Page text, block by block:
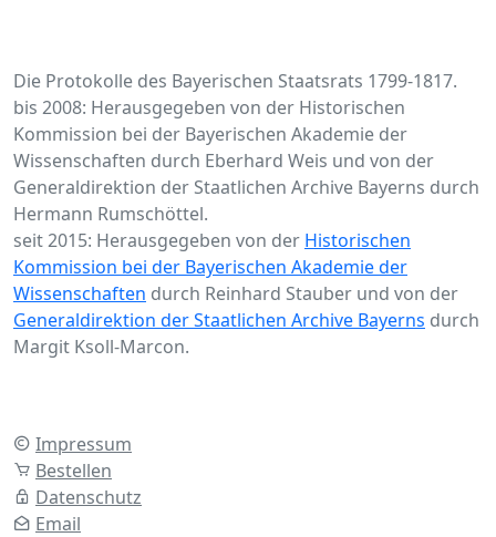
Die Protokolle des Bayerischen Staatsrats 1799-1817.
bis 2008: Herausgegeben von der Historischen
Kommission bei der Bayerischen Akademie der
Wissenschaften durch Eberhard Weis und von der
Generaldirektion der Staatlichen Archive Bayerns durch
Hermann Rumschöttel.
seit 2015: Herausgegeben von der Historischen
Kommission bei der Bayerischen Akademie der
Wissenschaften durch Reinhard Stauber und von der
Generaldirektion der Staatlichen Archive Bayerns durch
Margit Ksoll-Marcon.
Impressum
Bestellen
Datenschutz
Email